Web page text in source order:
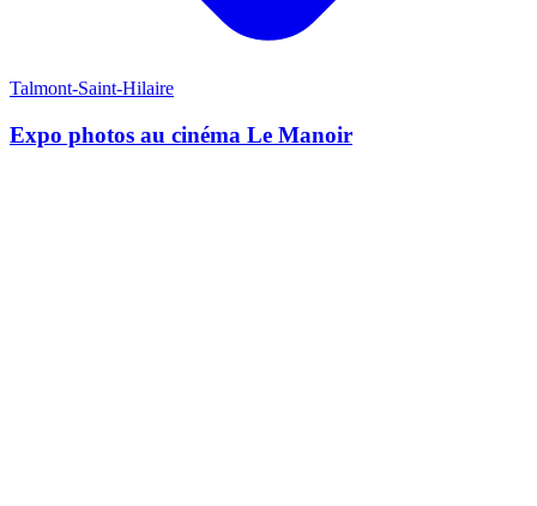
Talmont-Saint-Hilaire
Expo photos au cinéma Le Manoir